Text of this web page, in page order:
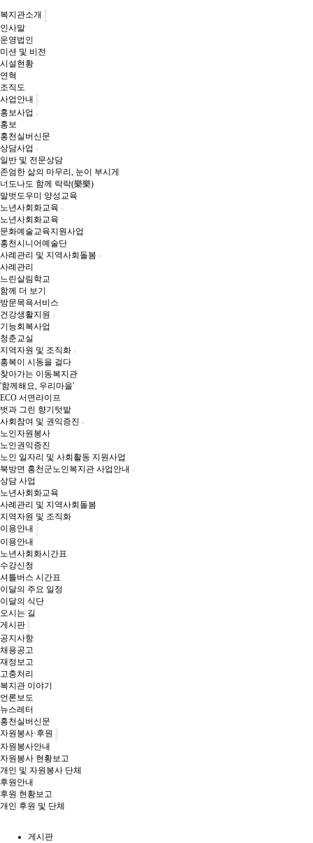
복지관소개
인사말
운영법인
미션 및 비전
시설현황
연혁
조직도
사업안내
홍보사업
홍보
홍천실버신문
상담사업
일반 및 전문상담
존엄한 삶의 마무리, 눈이 부시게
너도나도 함께 락락(樂樂)
말벗도우미 양성교육
노년사회화교육
노년사회화교육
문화예술교육지원사업
홍천시니어예술단
사례관리 및 지역사회돌봄
사례관리
느린살림학교
함께 더 보기
방문목욕서비스
건강생활지원
기능회복사업
청춘교실
지역자원 및 조직화
홍복이 시동을 걸다
찾아가는 이동복지관
'함께해요, 우리마을'
ECO 서면라이프
벗과 그린 향기텃밭
사회참여 및 권익증진
노인자원봉사
노인권익증진
노인 일자리 및 사회활동 지원사업
북방면 홍천군노인복지관 사업안내
상담 사업
노년사회화교육
사례관리 및 지역사회돌봄
지역자원 및 조직화
이용안내
이용안내
노년사회화시간표
수강신청
셔틀버스 시간표
이달의 주요 일정
이달의 식단
오시는 길
게시판
공지사항
채용공고
재정보고
고충처리
복지관 이야기
언론보도
뉴스레터
홍천실버신문
자원봉사·후원
자원봉사안내
자원봉사 현황보고
개인 및 자원봉사 단체
후원안내
후원 현황보고
개인 후원 및 단체
게시판